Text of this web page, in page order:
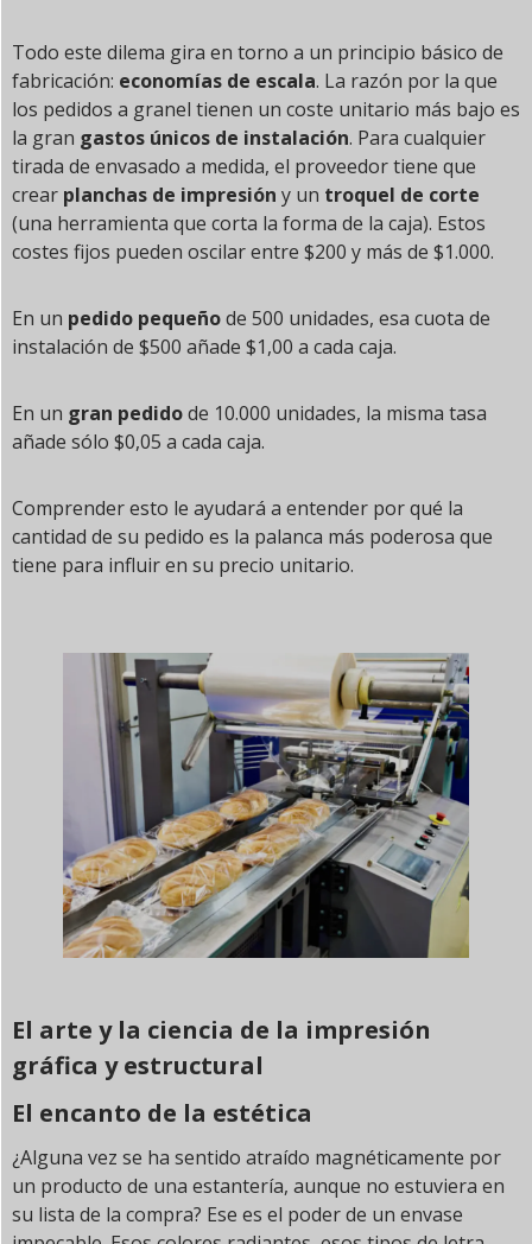
Todo este dilema gira en torno a un principio básico de
fabricación: economías de escala. La razón por la que
los pedidos a granel tienen un coste unitario más bajo es
la gran gastos únicos de instalación. Para cualquier
tirada de envasado a medida, el proveedor tiene que
crear planchas de impresión y un troquel de corte
(una herramienta que corta la forma de la caja). Estos
costes fijos pueden oscilar entre $200 y más de $1.000.
En un pedido pequeñode 500 unidades, esa cuota de
instalación de $500 añade $1,00 a cada caja.
En un gran pedidode 10.000 unidades, la misma tasa
añade sólo $0,05 a cada caja.
Comprender esto le ayudará a entender por qué la
cantidad de su pedido es la palanca más poderosa que
tiene para influir en su precio unitario.
El arte y la ciencia de la impresión
gráfica y estructural
El encanto de la estética
¿Alguna vez se ha sentido atraído magnéticamente por
un producto de una estantería, aunque no estuviera en
su lista de la compra? Ese es el poder de un envase